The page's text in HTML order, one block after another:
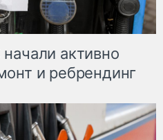
активно
и ребрендинг